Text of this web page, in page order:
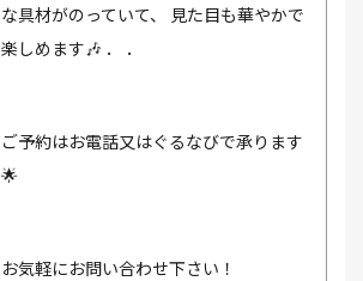
な具材がのっていて、 見た目も華やかで
楽しめます🎶 ． ．
ご予約はお電話又はぐるなびで承ります
🌟
お気軽にお問い合わせ下さい！